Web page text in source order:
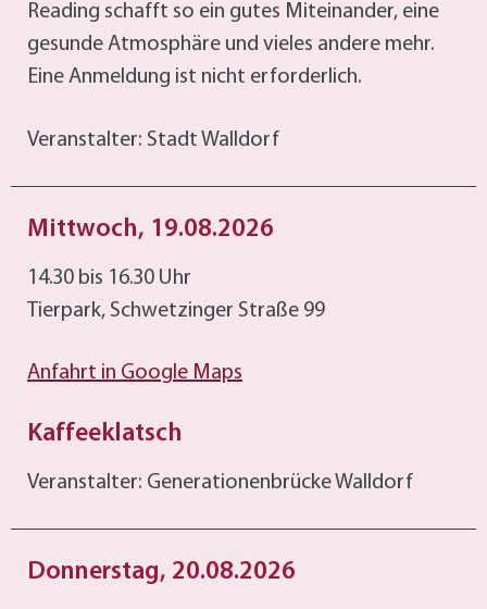
Reading schafft so ein gutes Miteinander, eine
gesunde Atmosphäre und vieles andere mehr.
Eine Anmeldung ist nicht erforderlich.
Veranstalter: Stadt Walldorf
Mittwoch, 19.08.2026
14.30 bis 16.30 Uhr
Tierpark, Schwetzinger Straße 99
Anfahrt in Google Maps
Kaffeeklatsch
Veranstalter: Generationenbrücke Walldorf
Donnerstag, 20.08.2026